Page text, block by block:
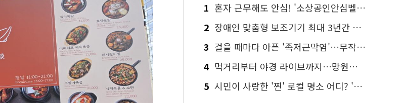
하
기
하
기
1 혼자 근무해도 안심! '소상공인안심벨' 신청하세요
2 장애인 맞춤형 보조기기 최대 3년간 무상 대여…삶의 질 높인다
3 걸을 때마다 아픈 '족저근막염'…무작정 참지 말고 '이것' 해보세요!
4 먹거리부터 야경 라이브까지…망원한강공원 알짜 코스
5 시민이 사랑한 '찐' 로컬 명소 어디? '서울에디션25' 추천 코스